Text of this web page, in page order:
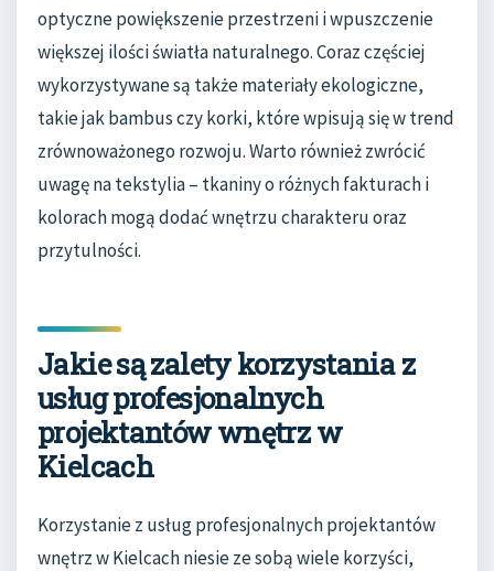
optyczne powiększenie przestrzeni i wpuszczenie
większej ilości światła naturalnego. Coraz częściej
wykorzystywane są także materiały ekologiczne,
takie jak bambus czy korki, które wpisują się w trend
zrównoważonego rozwoju. Warto również zwrócić
uwagę na tekstylia – tkaniny o różnych fakturach i
kolorach mogą dodać wnętrzu charakteru oraz
przytulności.
Jakie są zalety korzystania z
usług profesjonalnych
projektantów wnętrz w
Kielcach
Korzystanie z usług profesjonalnych projektantów
wnętrz w Kielcach niesie ze sobą wiele korzyści,